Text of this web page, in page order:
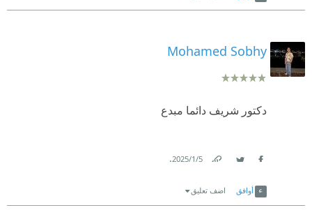
Mohamed Sobhy
دكتور شريف دائما مبدع
5‏/1‏/2025
.
أوافق اضف تعليق